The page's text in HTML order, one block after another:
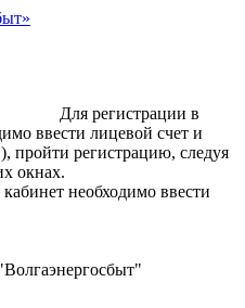
Для регистрации в
ввести лицевой счет и
пройти регистрацию, следуя
окнах.
необходимо ввести
и пароль.